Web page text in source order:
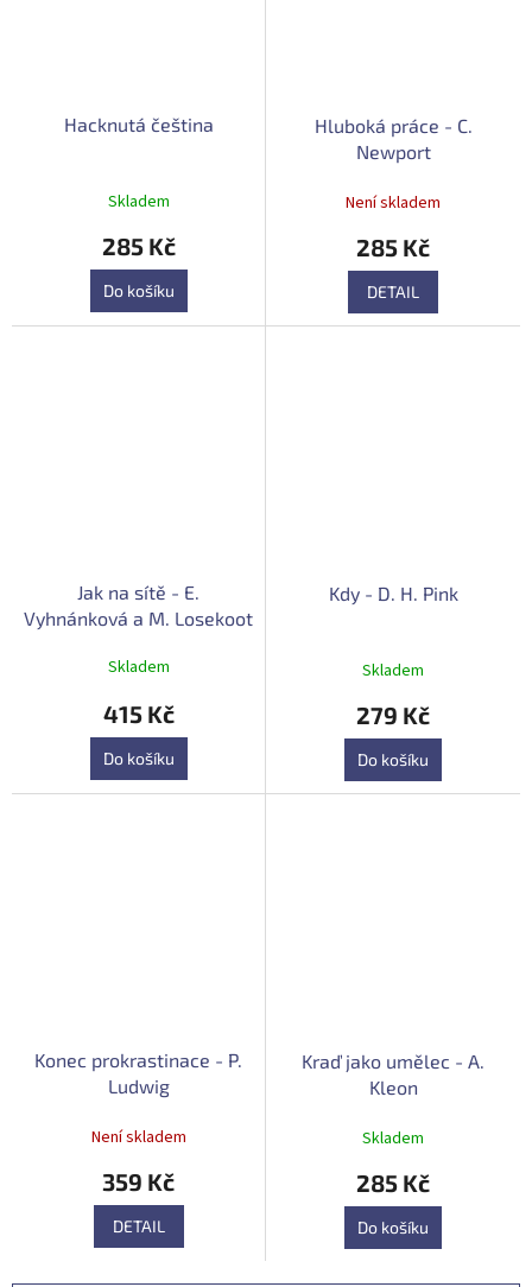
Hacknutá čeština
Skladem
285 Kč
Do košíku
Hluboká práce - C.
Newport
Není skladem
285 Kč
DETAIL
Jak na sítě - E.
Vyhnánková a M. Losekoot
Průměrné
hodnocení
produktu
je
5,0
z
5
Skladem
415 Kč
Do košíku
Kdy - D. H. Pink
Skladem
279 Kč
Do košíku
Konec prokrastinace - P.
Ludwig
Není skladem
359 Kč
DETAIL
Kraď jako umělec - A.
Kleon
Skladem
285 Kč
Do košíku